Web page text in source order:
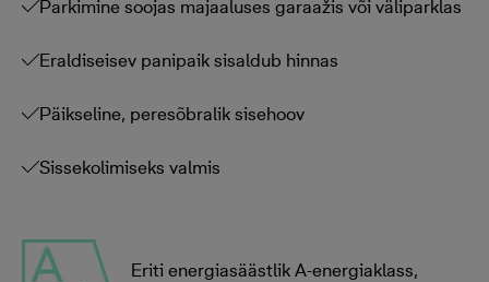
Parkimine soojas majaaluses garaažis või väliparklas
Eraldiseisev panipaik sisaldub hinnas
Päikseline, peresõbralik sisehoov
Sissekolimiseks valmis
Eriti energiasäästlik A-energiaklass,